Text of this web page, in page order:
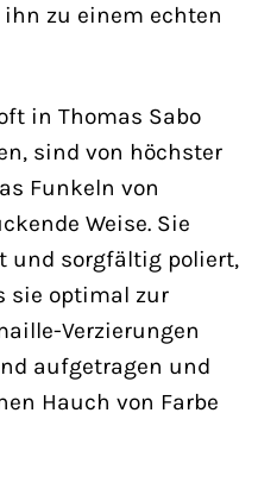
zu einem echten
in Thomas Sabo
sind von höchster
Funkeln von
Weise. Sie
und sorgfältig poliert,
sie optimal zur
Verzierungen
aufgetragen und
Hauch von Farbe